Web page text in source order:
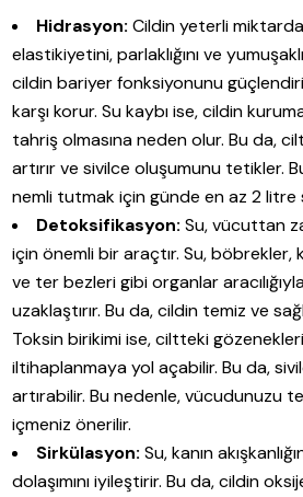
Hidrasyon: Cildin yeterli
elastikiyetini, parlaklığını ve
cildin bariyer fonksiyonunu
karşı korur. Su kaybı ise, cildin
tahriş olmasına neden olur. Bu da,
artırır ve sivilce oluşumunu tetikler.
nemli tutmak için günde en az 2 litre
Detoksifikasyon: Su, vücuttan
için önemli bir araçtır. Su, böbrekler,
ve ter bezleri gibi organlar
uzaklaştırır. Bu da, cildin temiz ve
Toksin birikimi ise, ciltteki
iltihaplanmaya yol açabilir. Bu da,
artırabilir. Bu nedenle, vücudunuzu
içmeniz önerilir.
Sirkülasyon: Su, kanın
dolaşımını iyileştirir. Bu da, cildin